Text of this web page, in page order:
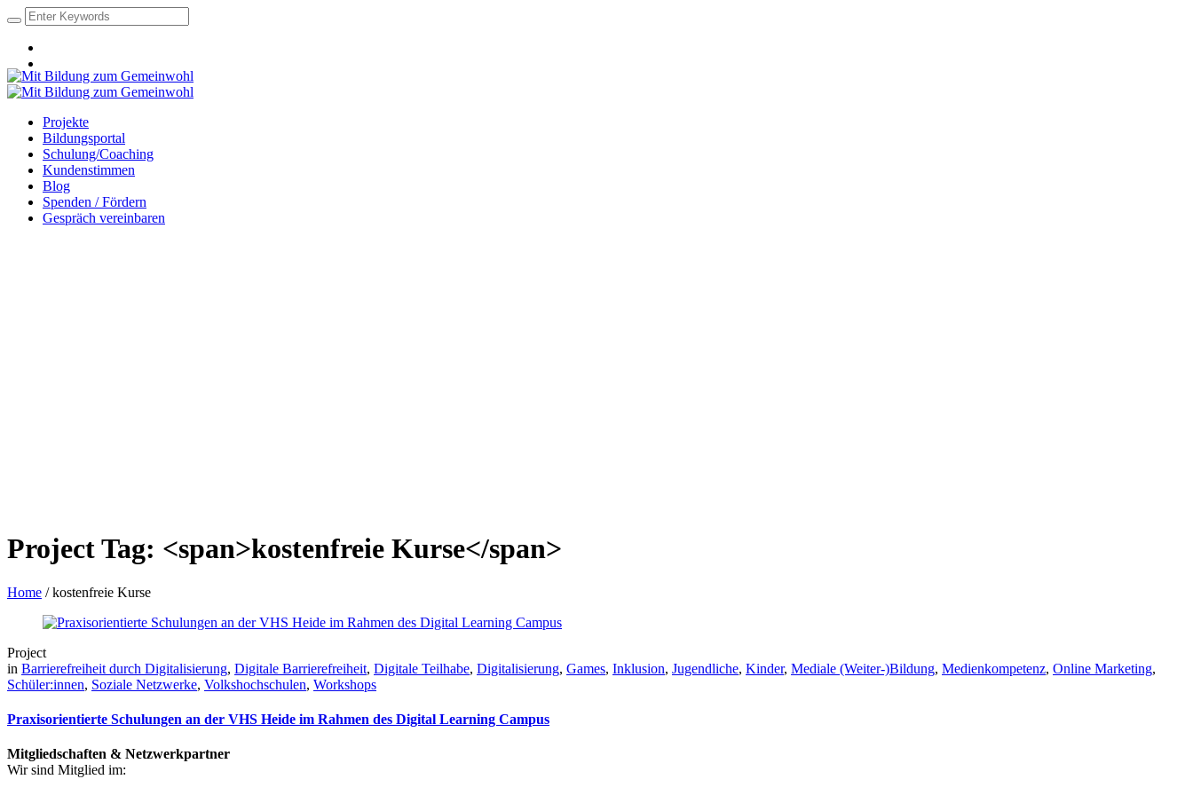
Projekte
Bildungsportal
Schulung/Coaching
Kundenstimmen
Blog
Spenden / Fördern
Gespräch vereinbaren
Project Tag: <span>kostenfreie Kurse</span>
Home /kostenfreie Kurse
Project
in Barrierefreiheit durch Digitalisierung, Digitale Barrierefreiheit, Digitale Teilhabe, Digitalisierung, Games, Inklusion, Jugendliche, Kinder, Mediale (Weiter-)Bildung, Medienkompetenz, Online Marketing,
Schüler:innen, Soziale Netzwerke, Volkshochschulen, Workshops
Praxisorientierte Schulungen an der VHS Heide im Rahmen des Digital Learning Campus
Mitgliedschaften & Netzwerkpartner
Wir sind Mitglied im: